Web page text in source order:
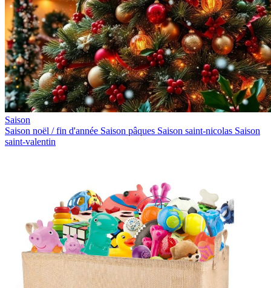
Saison
Saison noël / fin d'année Saison pâques Saison saint-nicolas Saison
saint-valentin